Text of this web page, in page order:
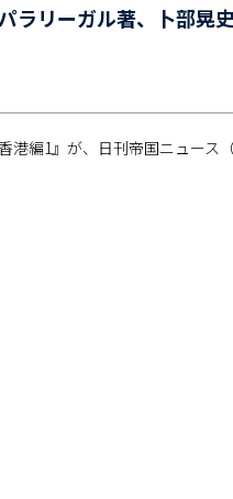
リーガル著、卜部晃史
編1』が、日刊帝国ニュース